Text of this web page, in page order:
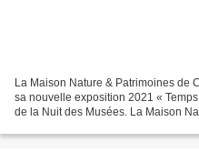
La Maison Nature & Patrimoines de
sa nouvelle exposition 2021 «
de la Nuit des Musées. La Maison